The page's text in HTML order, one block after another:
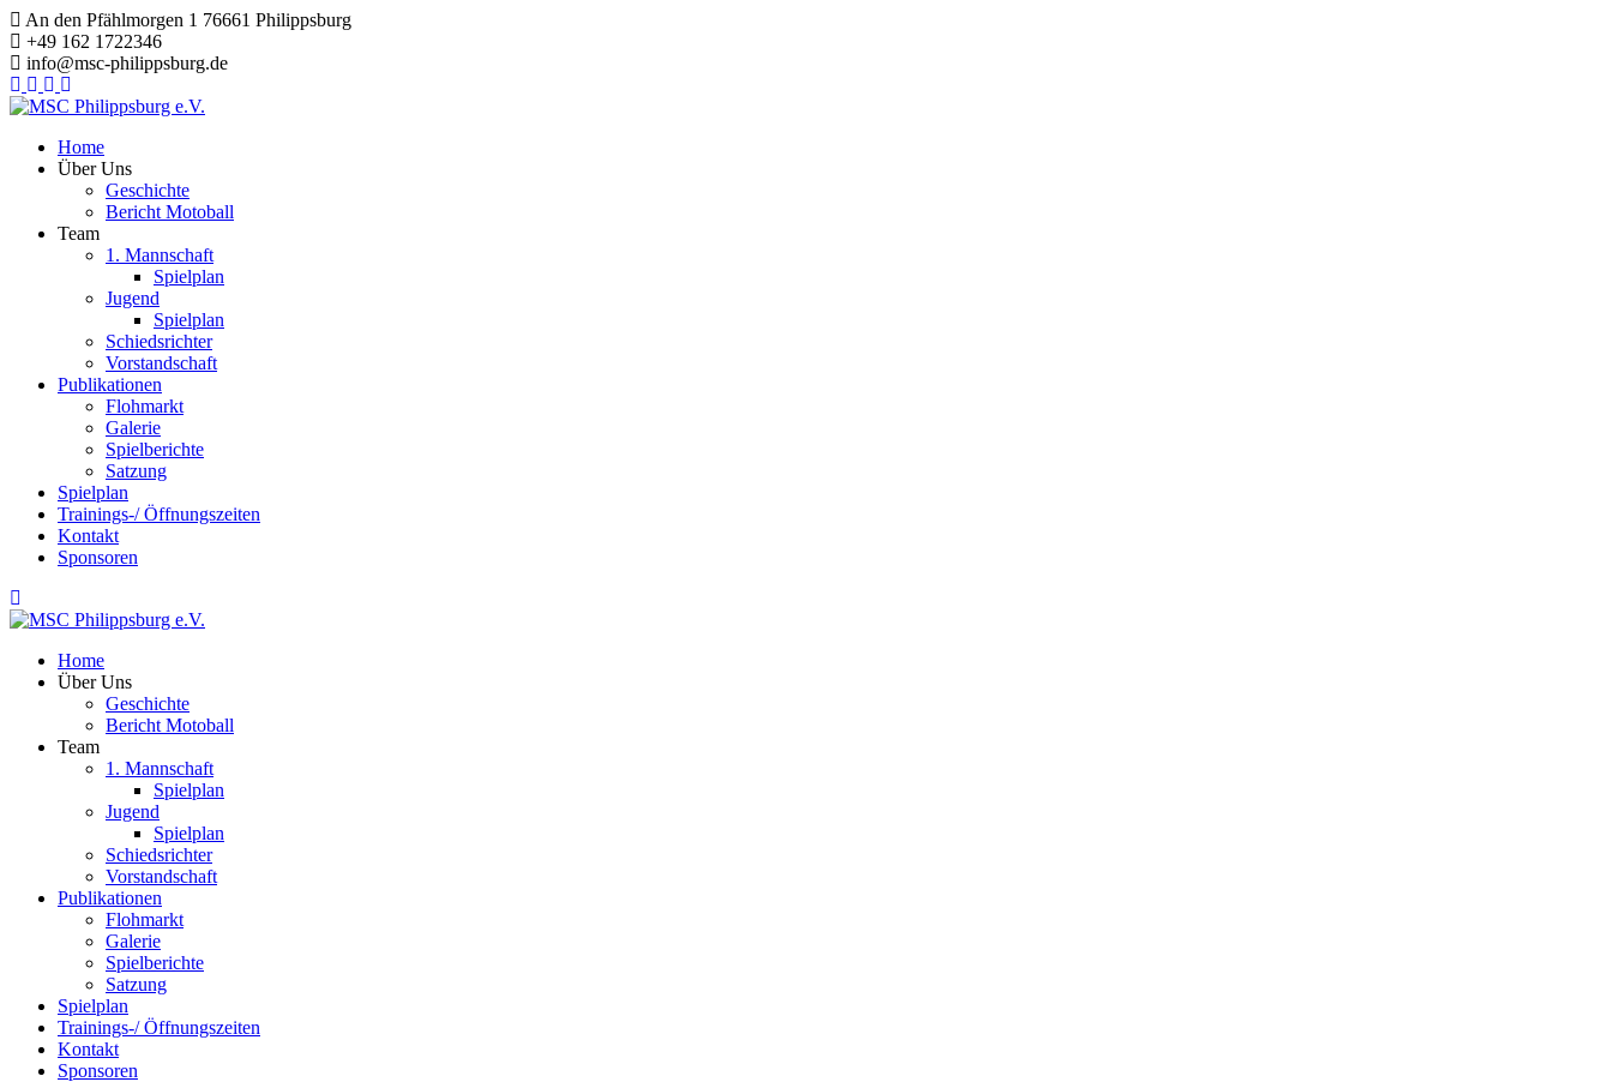
Zum
Inhalt
springen
An den Pfählmorgen 1 76661 Philippsburg
+49 162 1722346
info@msc-philippsburg.de
Home
Über Uns
Geschichte
Bericht Motoball
Team
1. Mannschaft
Spielplan
Jugend
Spielplan
Schiedsrichter
Vorstandschaft
Publikationen
Flohmarkt
Galerie
Spielberichte
Satzung
Spielplan
Trainings-/ Öffnungszeiten
Kontakt
Sponsoren
Home
Über Uns
Geschichte
Bericht Motoball
Team
1. Mannschaft
Spielplan
Jugend
Spielplan
Schiedsrichter
Vorstandschaft
Publikationen
Flohmarkt
Galerie
Spielberichte
Satzung
Spielplan
Trainings-/ Öffnungszeiten
Kontakt
Sponsoren